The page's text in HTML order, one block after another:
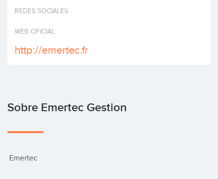
Invertir
REDES SOCIALES
WEB OFICIAL
http://emertec.fr
Sobre Emertec Gestion
Emertec